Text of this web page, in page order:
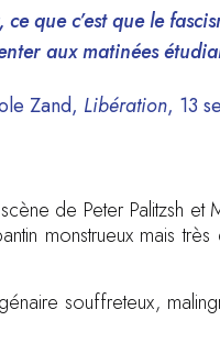
que c’est que le
aux matinées
Zand, Libération, 13
de Peter Palitzsh et
monstrueux mais
souffreteux,